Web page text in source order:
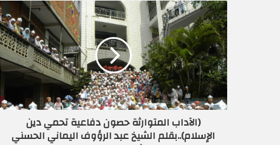
ك
ا
ل
ل
ك
ت
ر
و
ي
(الآداب المتوارثة حصون دفاعية تحمي دين
الإسلام)..بقلم الشيخ عبد الرؤوف اليماني الحسني